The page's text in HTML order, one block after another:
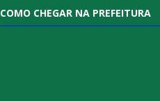
COMO CHEGAR NA PREFEITURA